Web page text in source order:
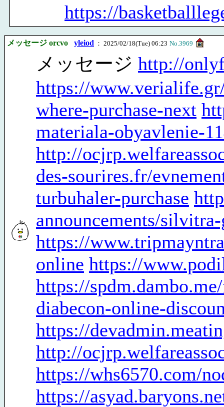
https://
メッセージ orcvo yleiod ： 2025/02/18(Tue) 06:23 No.3969
メッセージ http://
https://
where-purchase-next
materiala-obyavlenie-
http://
des-sourires.fr/
turbuhaler-purchase
announcements/
https://
online https://
https://
diabecon-online-
https://
http://
https://whs6570.com/
https://